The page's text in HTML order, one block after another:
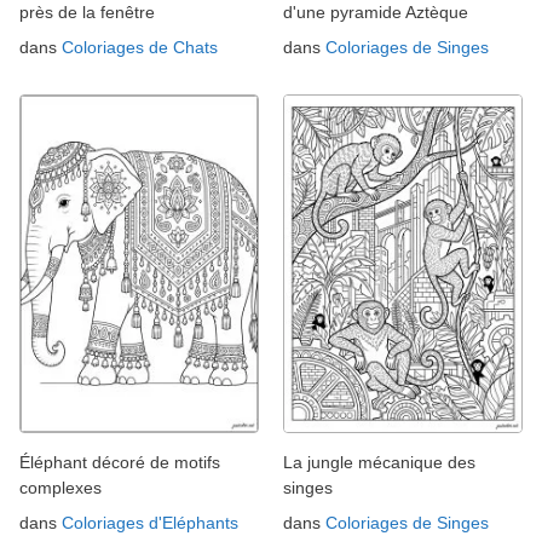
près de la fenêtre
dans Coloriages de Chats
d'une pyramide Aztèque
dans Coloriages de Singes
Éléphant décoré de motifs
complexes
dans Coloriages d'Eléphants
La jungle mécanique des
singes
dans Coloriages de Singes